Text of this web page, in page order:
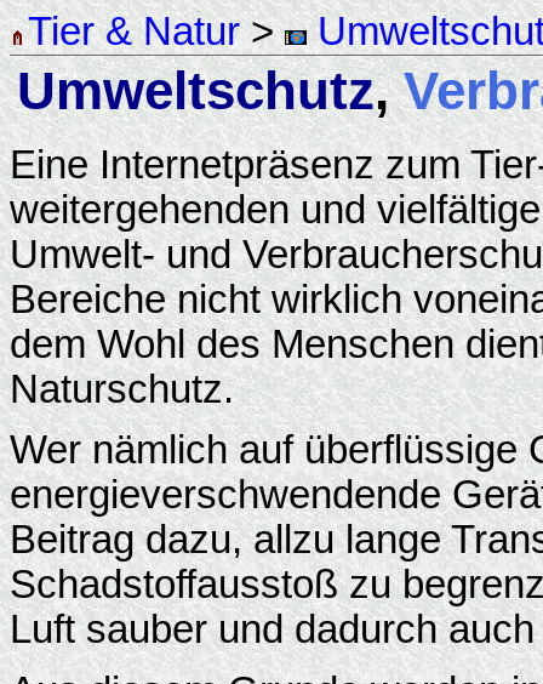
Tier & Natur>
Umweltschutz,
Eine Internetpräsenz zum
weitergehenden und
Umwelt- und
Bereiche nicht wirklich
dem Wohl des Menschen
Naturschutz.
Wer nämlich auf überflüssige
energieverschwendende
Beitrag dazu, allzu lange
Schadstoffausstoß zu
Luft sauber und dadurch